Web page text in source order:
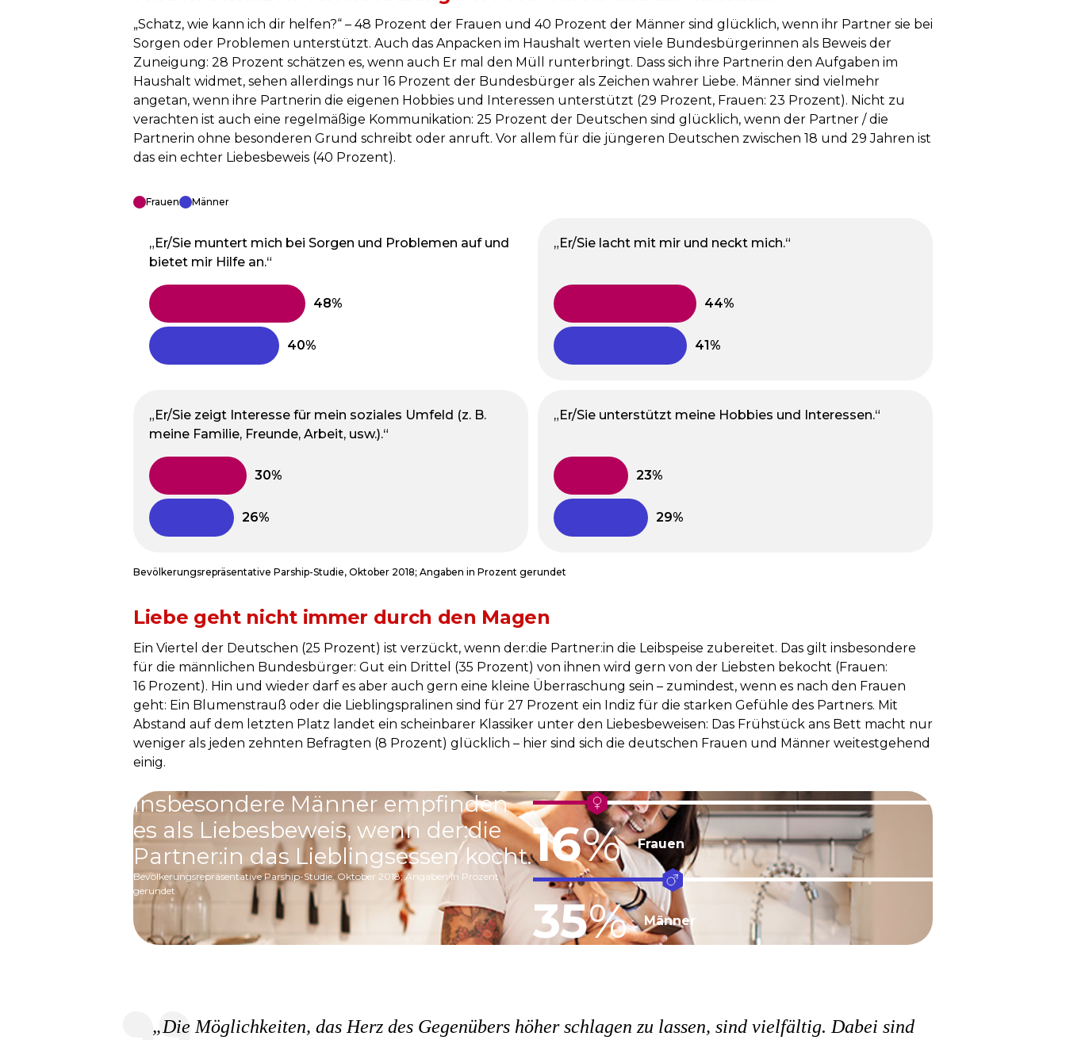
„Schatz, wie kann ich dir helfen?“ – 48 Prozent der Frauen und 40 Prozent der Männer sind glücklich, wenn ihr Partner sie bei
Sorgen oder Problemen unterstützt. Auch das Anpacken im Haushalt werten viele Bundesbürgerinnen als Beweis der
Zuneigung: 28 Prozent schätzen es, wenn auch Er mal den Müll runterbringt. Dass sich ihre Partnerin den Aufgaben im
Haushalt widmet, sehen allerdings nur 16 Prozent der Bundesbürger als Zeichen wahrer Liebe. Männer sind vielmehr
angetan, wenn ihre Partnerin die eigenen Hobbies und Interessen unterstützt (29 Prozent, Frauen: 23 Prozent). Nicht zu
verachten ist auch eine regelmäßige Kommunikation: 25 Prozent der Deutschen sind glücklich, wenn der Partner / die
Partnerin ohne besonderen Grund schreibt oder anruft. Vor allem für die jüngeren Deutschen zwischen 18 und 29 Jahren ist
das ein echter Liebesbeweis (40 Prozent).
Frauen Männer
„Er/Sie muntert mich bei Sorgen und Problemen auf und
bietet mir Hilfe an.“
„Er/Sie lacht mit mir und neckt mich.“
„Er/Sie zeigt Interesse für mein soziales Umfeld (z. B.
meine Familie, Freunde, Arbeit, usw.).“
„Er/Sie unterstützt meine Hobbies und Interessen.“
Bevölkerungsrepräsentative Parship-Studie, Oktober 2018; Angaben in Prozent gerundet
Liebe geht nicht immer durch den Magen
Ein Viertel der Deutschen (25 Prozent) ist verzückt, wenn der:die Partner:in die Leibspeise zubereitet. Das gilt insbesondere
für die männlichen Bundesbürger: Gut ein Drittel (35 Prozent) von ihnen wird gern von der Liebsten bekocht (Frauen:
16 Prozent). Hin und wieder darf es aber auch gern eine kleine Überraschung sein – zumindest, wenn es nach den Frauen
geht: Ein Blumenstrauß oder die Lieblingspralinen sind für 27 Prozent ein Indiz für die starken Gefühle des Partners. Mit
Abstand auf dem letzten Platz landet ein scheinbarer Klassiker unter den Liebesbeweisen: Das Frühstück ans Bett macht nur
weniger als jeden zehnten Befragten (8 Prozent) glücklich – hier sind sich die deutschen Frauen und Männer weitestgehend
einig.
Insbesondere Männer empfinden
es als Liebesbeweis, wenn der:die
Partner:in das Lieblingsessen kocht.
Bevölkerungsrepräsentative Parship-Studie, Oktober 2018; Angaben in Prozent
gerundet
16% Frauen
35% Männer
„Die Möglichkeiten, das Herz des Gegenübers höher schlagen zu lassen, sind vielfältig. Dabei sind